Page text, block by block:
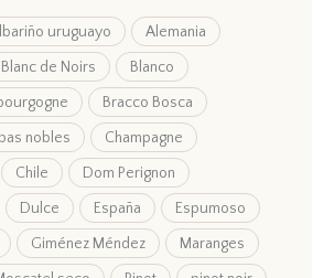
uruguayo
Alemania
Blanc de Noirs
Blanco
Bracco Bosca
nobles
Champagne
Chile
Dom Perignon
Dulce España
Espumoso
Giménez Méndez
Maranges